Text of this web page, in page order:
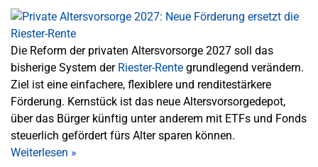
Die Reform der privaten Altersvorsorge 2027 soll das
bisherige System der Riester-Rente grundlegend verändern.
Ziel ist eine einfachere, flexiblere und renditestärkere
Förderung. Kernstück ist das neue Altersvorsorgedepot,
über das Bürger künftig unter anderem mit ETFs und Fonds
steuerlich gefördert fürs Alter sparen können.
Weiterlesen »